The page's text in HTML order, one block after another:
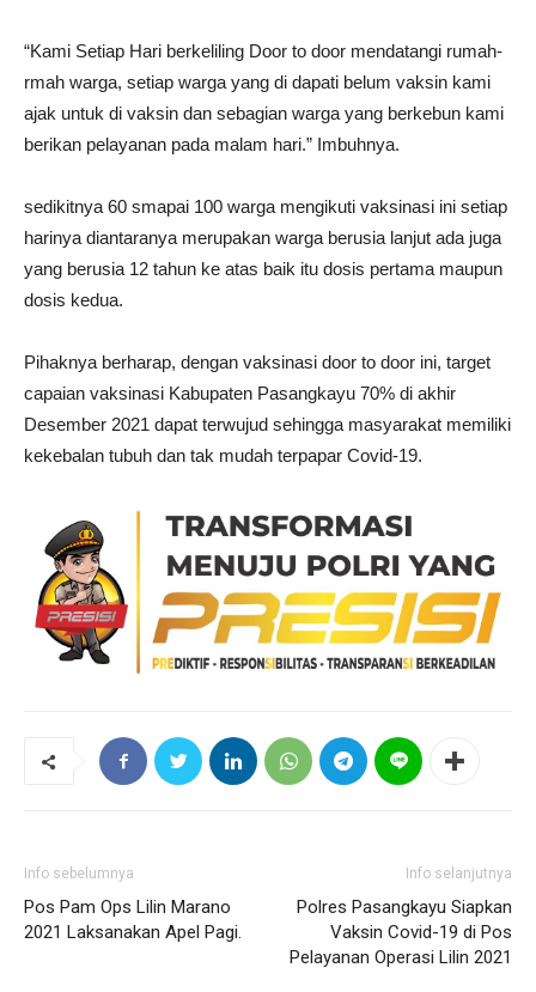
“Kami Setiap Hari berkeliling Door to door mendatangi rumah-
rmah warga, setiap warga yang di dapati belum vaksin kami
ajak untuk di vaksin dan sebagian warga yang berkebun kami
berikan pelayanan pada malam hari.” Imbuhnya.
sedikitnya 60 smapai 100 warga mengikuti vaksinasi ini setiap
harinya diantaranya merupakan warga berusia lanjut ada juga
yang berusia 12 tahun ke atas baik itu dosis pertama maupun
dosis kedua.
Pihaknya berharap, dengan vaksinasi door to door ini, target
capaian vaksinasi Kabupaten Pasangkayu 70% di akhir
Desember 2021 dapat terwujud sehingga masyarakat memiliki
kekebalan tubuh dan tak mudah terpapar Covid-19.
Info sebelumnya
Pos Pam Ops Lilin Marano
2021 Laksanakan Apel Pagi.
Info selanjutnya
Polres Pasangkayu Siapkan
Vaksin Covid-19 di Pos
Pelayanan Operasi Lilin 2021